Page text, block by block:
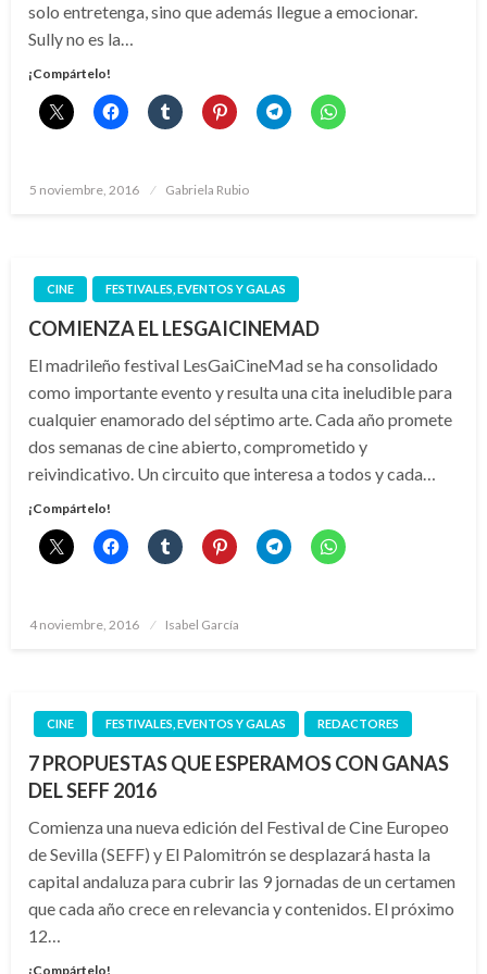
solo entretenga, sino que además llegue a emocionar.
Sully no es la…
¡Compártelo!
Publicado
5 noviembre, 2016 Gabriela Rubio
CINE FESTIVALES, EVENTOS Y GALAS
COMIENZA EL LESGAICINEMAD
El madrileño festival LesGaiCineMad se ha consolidado
como importante evento y resulta una cita ineludible para
cualquier enamorado del séptimo arte. Cada año promete
dos semanas de cine abierto, comprometido y
reivindicativo. Un circuito que interesa a todos y cada…
¡Compártelo!
Publicado
4 noviembre, 2016 Isabel García
CINE FESTIVALES, EVENTOS Y GALAS REDACTORES
7 PROPUESTAS QUE ESPERAMOS CON GANAS
DEL SEFF 2016
Comienza una nueva edición del Festival de Cine Europeo
de Sevilla (SEFF) y El Palomitrón se desplazará hasta la
capital andaluza para cubrir las 9 jornadas de un certamen
que cada año crece en relevancia y contenidos. El próximo
12…
¡Compártelo!